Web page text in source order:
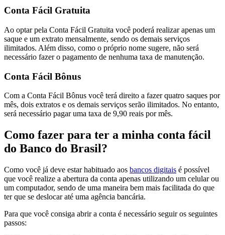
Conta Fácil Gratuita
Ao optar pela Conta Fácil Gratuita você poderá realizar apenas um
saque e um extrato mensalmente, sendo os demais serviços
ilimitados. Além disso, como o próprio nome sugere, não será
necessário fazer o pagamento de nenhuma taxa de manutenção.
Conta Fácil Bônus
Com a Conta Fácil Bônus você terá direito a fazer quatro saques por
mês, dois extratos e os demais serviços serão ilimitados. No entanto,
será necessário pagar uma taxa de 9,90 reais por mês.
Como fazer para ter a minha conta fácil
do Banco do Brasil?
Como você já deve estar habituado aos bancos digitais é possível
que você realize a abertura da conta apenas utilizando um celular ou
um computador, sendo de uma maneira bem mais facilitada do que
ter que se deslocar até uma agência bancária.
Para que você consiga abrir a conta é necessário seguir os seguintes
passos: